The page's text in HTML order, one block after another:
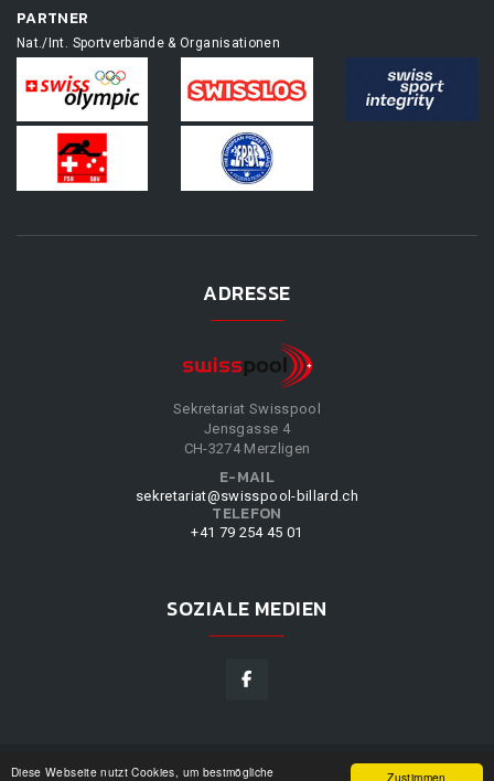
Zustimmen
Diese Webseite nutzt Cookies, um bestmögliche
PARTNER
Nat./Int. Sportverbände & Organisationen
ADRESSE
Sekretariat Swisspool
Jensgasse 4
CH-3274 Merzligen
E-MAIL
sekretariat@swisspool-billard.ch
TELEFON
+41 79 254 45 01
SOZIALE MEDIEN
SWISSPOOL©2026|DESIGN BY UNSERE